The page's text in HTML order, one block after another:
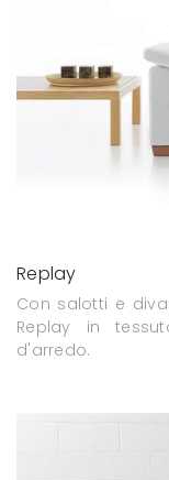
Replay
Con salotti e
Replay in
d'arredo.